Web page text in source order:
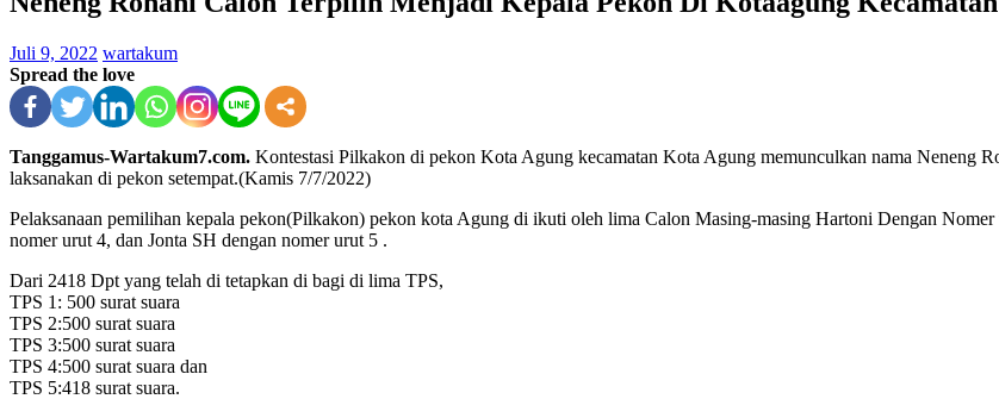
Juli 9, 2022 wartakum
Spread the love
Tanggamus-Wartakum7.com. Kontestasi Pilkakon di pekon Kota Agung kecamatan Kota Agung memunculkan nama Neneng
laksanakan di pekon setempat.(Kamis 7/7/2022)
Pelaksanaan pemilihan kepala pekon(Pilkakon) pekon kota Agung di ikuti oleh lima Calon Masing-masing Hartoni Dengan
nomer urut 4, dan Jonta SH dengan nomer urut 5 .
Dari 2418 Dpt yang telah di tetapkan di bagi di lima TPS,
TPS 1: 500 surat suara
TPS 2:500 surat suara
TPS 3:500 surat suara
TPS 4:500 surat suara dan
TPS 5:418 surat suara.